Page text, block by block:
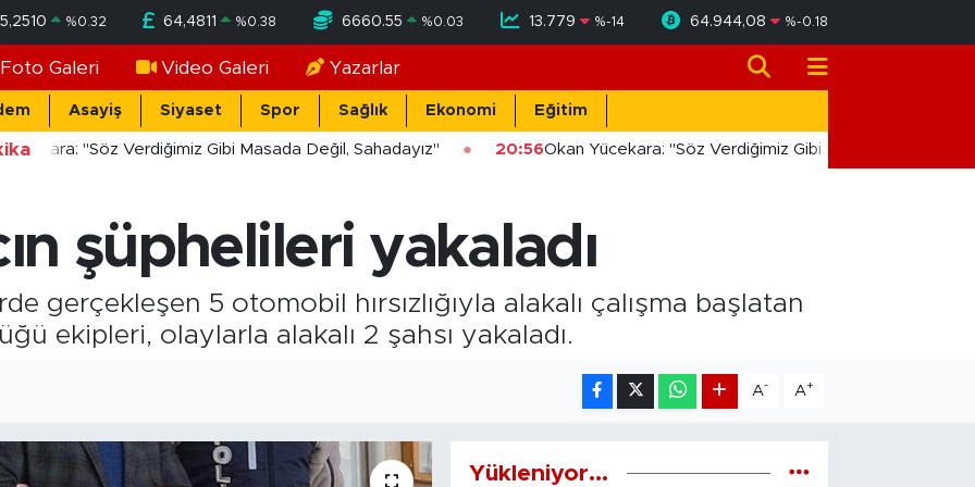
%0.32 64,4811 %0.38 6660.55 %0.03 13.779 %-14 64.944,08 %-0.18
Foto Galeri Video Galeri Yazarlar
Asayiş Siyaset Spor Sağlık Ekonomi Eğitim
"Söz Verdiğimiz Gibi Masada Değil, Sahadayız" 20:56Okan Yücekara: "Söz Verdiğimiz Gibi Masada Değil,
şüphelileri yakaladı
gerçekleşen 5 otomobil hırsızlığıyla alakalı çalışma başlatan
ekipleri, olaylarla alakalı 2 şahsı yakaladı.
A- A+
Yükleniyor...